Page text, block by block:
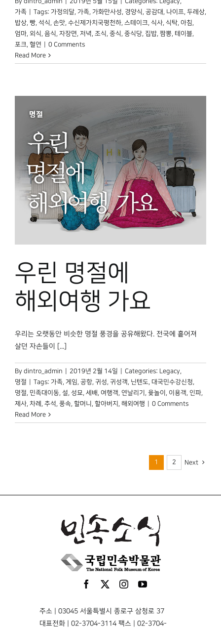
가족
Tags: 가정의달, 가족, 가화만사성, 경양식, 공감대 , 나이프, 두레상,
밥상, 빵, 석식, 손맛, 수신제가치국평천하, 스테이크, 식사, 식탁, 아침,
엄마, 외식, 음식, 자장면, 저녁, 조식, 중식, 중식당, 집밥, 짬뽕, 테이블,
포크, 혈연
0 Comments
Read More
우린 명절에
해외여행 가요
우리는 오랫동안 비슷한 명절 풍경을 공유해왔다. 전국에 흩어져
살던 자손들이 [...]
By dintro_admin 2019년 2월 14일 Categories: Legacy
명절
Tags: 가족 게임 공항 귀성 귀성객 닌텐도 대국민수강신청
명절 민족대이동 설 성묘 세배 여행객 연날리기 윷놀이 이용객 인파
제사 차례 추석 풍속 할머니 할아버지 해외여행
0 Comments
Read More
1 2 Next
주소 | 03045 서울특별시 종로구 삼청로 37
대표전화 | 02-3704-3114 팩스 | 02-3704-